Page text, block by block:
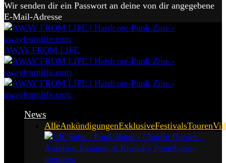
Wir senden dir ein Passwort an deine von dir angegebene
E-Mail-Adresse
AWAY FROM LIFE
News
AlleAnkündigungenExklusiveFestivalsTouren